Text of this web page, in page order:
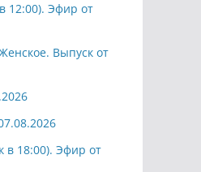
12:00). Эфир от
Выпуск от
в 18:00). Эфир от